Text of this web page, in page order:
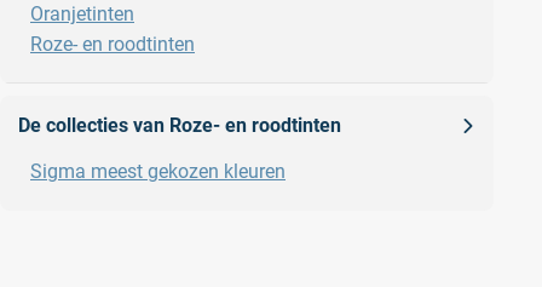
Oranjetinten
Roze- en roodtinten
De collecties van Roze- en roodtinten
Sigma meest gekozen kleuren